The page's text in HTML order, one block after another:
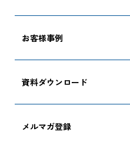
お客様事例
資料ダウンロード
メルマガ登録